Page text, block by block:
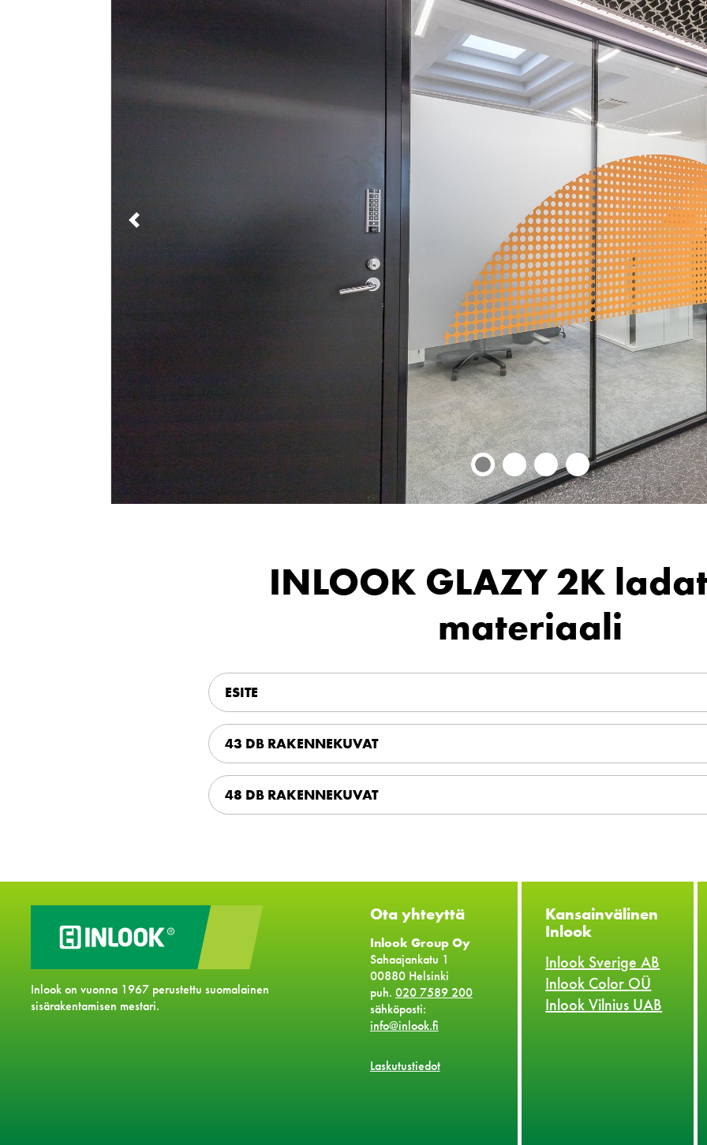
PREVIOUS
INLOOK GLAZY 2K
materiaali
ESITE
43 DB RAKENNEKUVAT
48 DB RAKENNEKUVAT
Inlook on vuonna 1967 perustettu suomalainen
sisärakentamisen mestari.
Ota yhteyttä
Inlook Group Oy
Sahaajankatu 1
00880 Helsinki
puh. 020 7589 200
sähköposti:
info@inlook.fi
Laskutustiedot
Kansainvälinen
Inlook
Inlook Sverige AB
Inlook Color OÜ
Inlook Vilnius UAB